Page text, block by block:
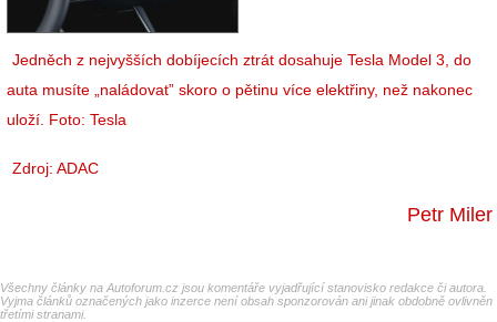
Jedněch z nejvyšších dobíjecích ztrát dosahuje Tesla Model 3, do
auta musíte „naládovat” skoro o pětinu více elektřiny, než nakonec
uloží. Foto: Tesla
Zdroj: ADAC
Petr Miler
Všechny články na Autoforum.cz jsou komentáře vyjadřující stanovisko redakce či autora.
Vyjma článků označených jako inzerce není obsah sponzorován ani jinak obdobně ovlivněn
třetími stranami.